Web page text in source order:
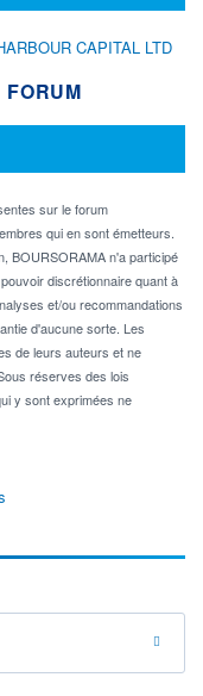
CAPITAL LTD
sur le forum
qui en sont émetteurs.
BOURSORAMA n'a participé
discrétionnaire quant à
et/ou recommandations
d'aucune sorte. Les
de leurs auteurs et ne
réserves des lois
y sont exprimées ne